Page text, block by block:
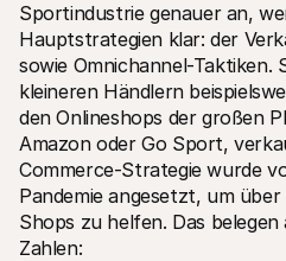
Sportindustrie genauer an,
Hauptstrategien klar: der
sowie Omnichannel-Taktiken.
kleineren Händlern
den Onlineshops der großen
Amazon oder Go Sport,
Commerce-Strategie wurde
Pandemie angesetzt, um
Shops zu helfen. Das
Zahlen: